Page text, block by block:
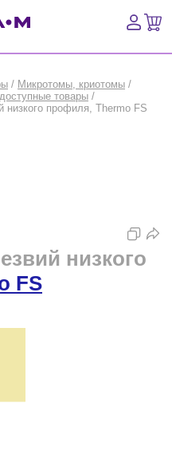
/ Микротомы, криотомы /
товары /
низкого профиля, Thermo FS
низкого
FS